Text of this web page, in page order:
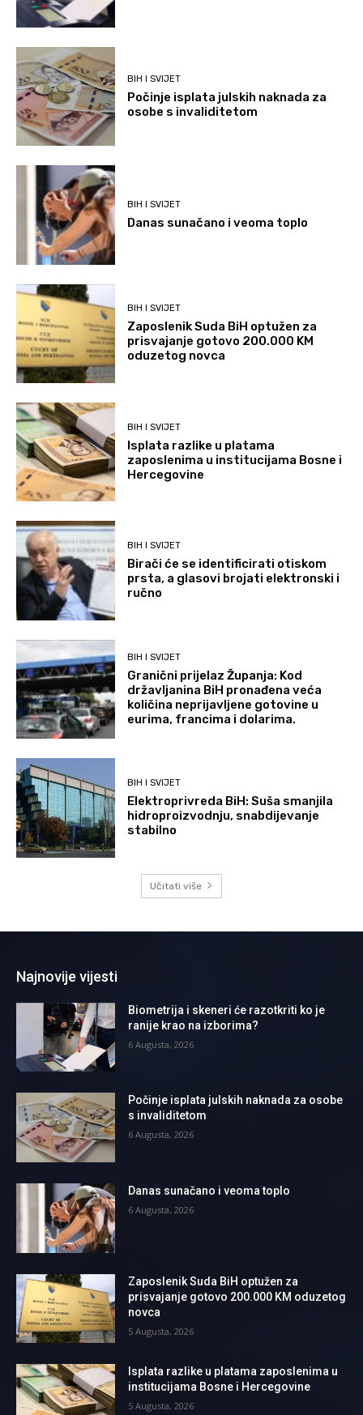
BIH I SVIJET
Počinje isplata julskih naknada za
osobe s invaliditetom
BIH I SVIJET
Danas sunačano i veoma toplo
BIH I SVIJET
Zaposlenik Suda BiH optužen za
prisvajanje gotovo 200.000 KM
oduzetog novca
BIH I SVIJET
Isplata razlike u platama
zaposlenima u institucijama Bosne i
Hercegovine
BIH I SVIJET
Birači će se identificirati otiskom
prsta, a glasovi brojati elektronski i
ručno
BIH I SVIJET
Granični prijelaz Županja: Kod
državljanina BiH pronađena veća
količina neprijavljene gotovine u
eurima, francima i dolarima.
BIH I SVIJET
Elektroprivreda BiH: Suša smanjila
hidroproizvodnju, snabdijevanje
stabilno
Učitati više
Najnovije vijesti
Biometrija i skeneri će razotkriti ko je
ranije krao na izborima?
6 Augusta, 2026
Počinje isplata julskih naknada za osobe
s invaliditetom
6 Augusta, 2026
Danas sunačano i veoma toplo
6 Augusta, 2026
Zaposlenik Suda BiH optužen za
prisvajanje gotovo 200.000 KM oduzetog
novca
5 Augusta, 2026
Isplata razlike u platama zaposlenima u
institucijama Bosne i Hercegovine
5 Augusta, 2026